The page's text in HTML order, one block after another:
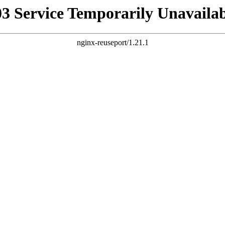
Service Temporarily
nginx-reuseport/1.21.1